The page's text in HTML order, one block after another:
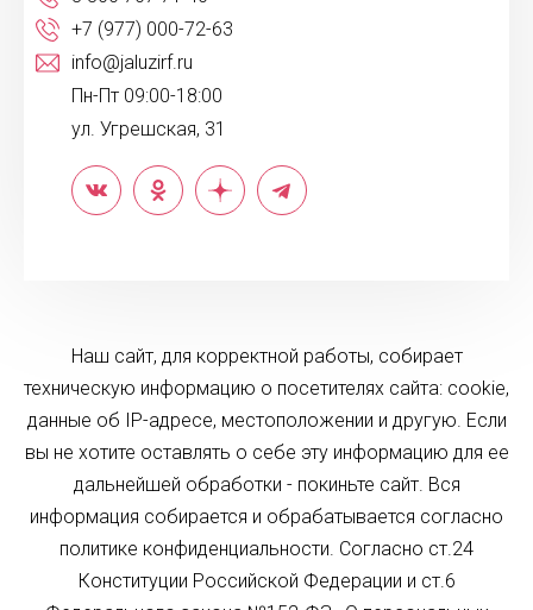
+7 (977) 000-72-63
info@jaluzirf.ru
Пн-Пт 09:00-18:00
ул. Угрешская, 31
Наш сайт, для корректной работы, собирает
техническую информацию о посетителях сайта: cookie,
данные об IP-адресе, местоположении и другую. Если
вы не хотите оставлять о себе эту информацию для ее
дальнейшей обработки - покиньте сайт. Вся
информация собирается и обрабатывается согласно
политике конфиденциальности. Согласно ст.24
Конституции Российской Федерации и ст.6